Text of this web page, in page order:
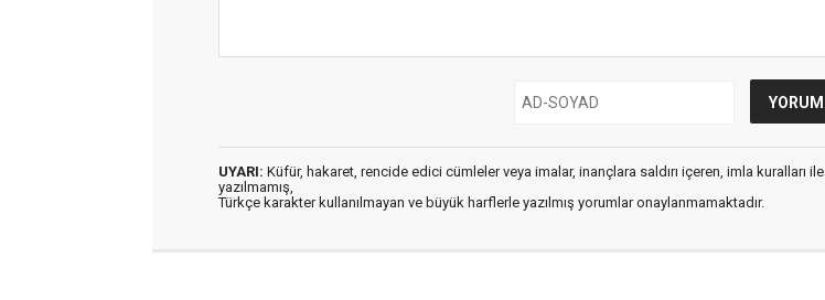
UYARI: Küfür, hakaret, rencide edici cümleler veya imalar, inançlara saldırı içeren, imla kuralları ile
yazılmamış,
Türkçe karakter kullanılmayan ve büyük harflerle yazılmış yorumlar onaylanmamaktadır.